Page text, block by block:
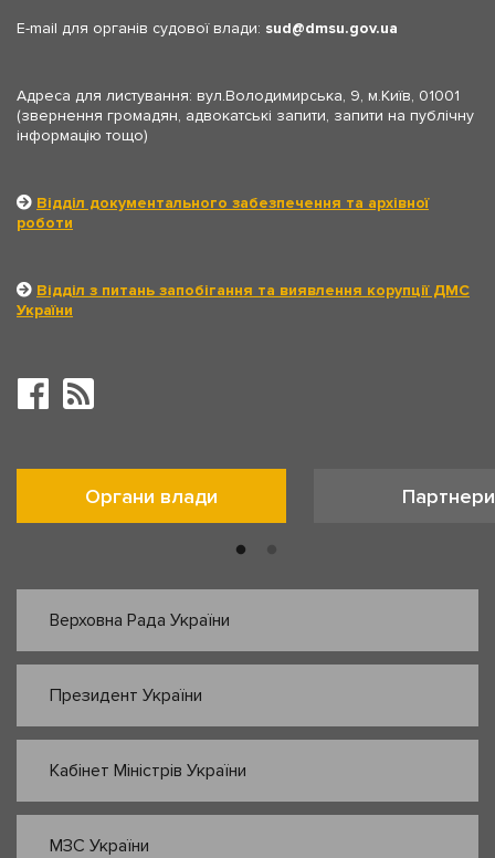
E-mail для органів судової влади: sud dmsu.gov.ua
Адреса для листування: вул.Володимирська, 9, м.Київ, 01001
(звернення громадян, адвокатські запити, запити на публічну
інформацію тощо)
Відділ документального забезпечення та архівної
роботи
Відділ з питань запобігання та виявлення корупції ДМС
України
Органи влади Партнери
Верховна Рада України
Президент України
Кабінет Міністрів України
МЗС України